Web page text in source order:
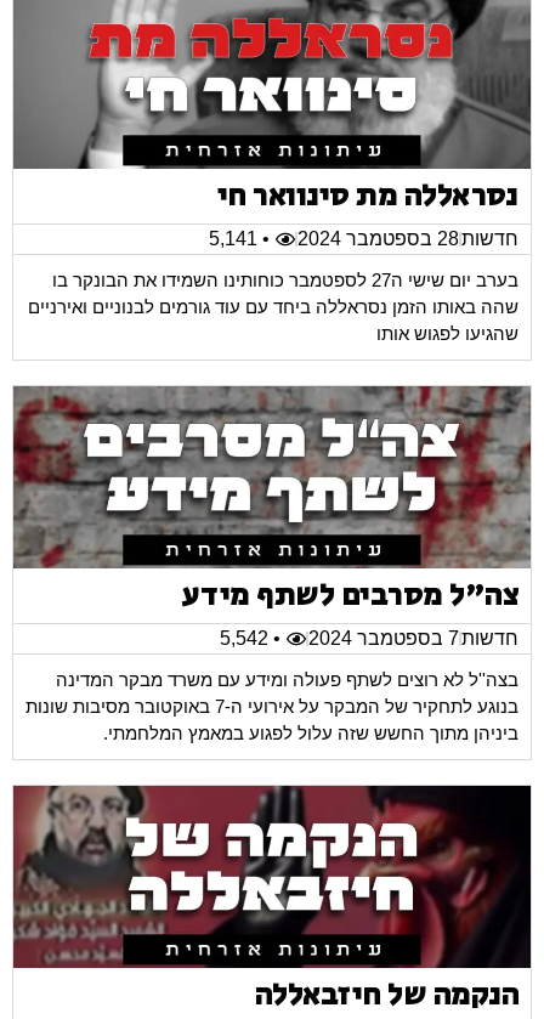
נסראללה מת סינוואר חי
חדשות28 בספטמבר 2024
• 5,141
בערב יום שישי ה27 לספטמבר כוחותינו השמידו את הבונקר בו
שהה באותו הזמן נסראללה ביחד עם עוד גורמים לבנוניים ואירניים
שהגיעו לפגוש אותו
צה"ל מסרבים לשתף מידע
חדשות7 בספטמבר 2024
• 5,542
בצה''ל לא רוצים לשתף פעולה ומידע עם משרד מבקר המדינה
בנוגע לתחקיר של המבקר על אירועי ה-7 באוקטובר מסיבות שונות
ביניהן מתוך החשש שזה עלול לפגוע במאמץ המלחמתי.
הנקמה של חיזבאללה